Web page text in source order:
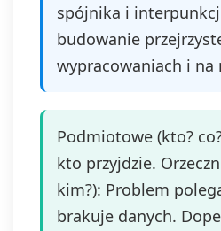
spójnika i
budowanie
wypracowaniach i na
Podmiotowe (kto?
kto przyjdzie.
kim?): Problem
brakuje danych.